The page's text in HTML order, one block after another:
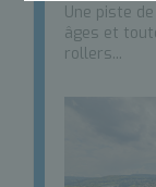
Une piste
âges et
rollers...